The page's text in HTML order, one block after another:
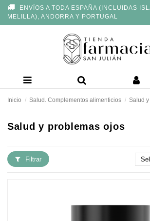
Nota:
este
ENVÍOS A TODA ESPAÑA (INCLUIDAS
MELILLA), ANDORRA Y PORTUGAL
Inicio Salud. Complementos alimenticios Salud
Salud y problemas ojos
Filtrar